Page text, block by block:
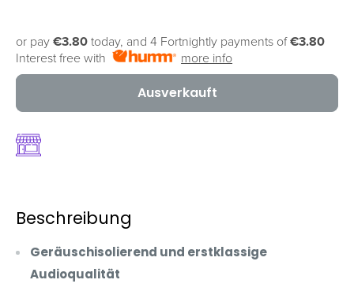
or pay €3.80 today, and 4 Fortnightly payments of€3.80
Interest free with
more info
Ausverkauft
Beschreibung
Geräuschisolierend und erstklassige
Audioqualität